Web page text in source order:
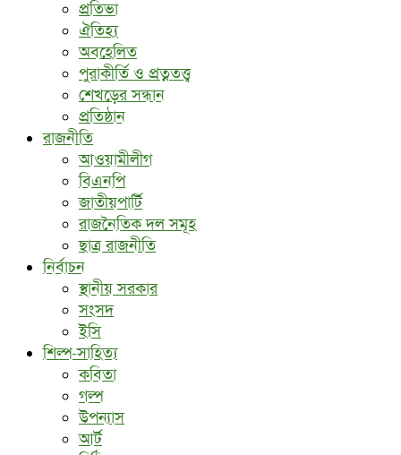
প্রতিভা
ঐতিহ্য
অবহেলিত
পুরাকীর্তি ও প্রত্নতত্ত্ব
শেখড়ের সন্ধান
প্রতিষ্ঠান
রাজনীতি
আওয়ামীলীগ
বিএনপি
জাতীয়পার্টি
রাজনৈতিক দল সমূহ
ছাত্র রাজনীতি
নির্বাচন
স্থানীয় সরকার
সংসদ
ইসি
শিল্প-সাহিত্য
কবিতা
গল্প
উপন্যাস
আর্ট